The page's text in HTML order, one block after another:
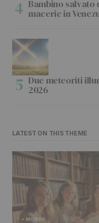
Bambino salvato
macerie in
Due meteoriti
2026
LATEST ON THIS THEME
MONDO